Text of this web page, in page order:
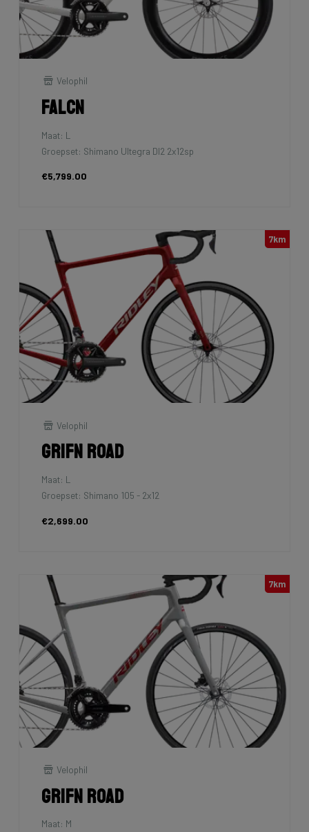
Velophil
Falcn
Maat: L
Groepset: Shimano Ultegra DI2 2x12sp
€5,799.00
7km
Velophil
Grifn Road
Maat: L
Groepset: Shimano 105 - 2x12
€2,699.00
7km
Velophil
Grifn Road
Maat: M